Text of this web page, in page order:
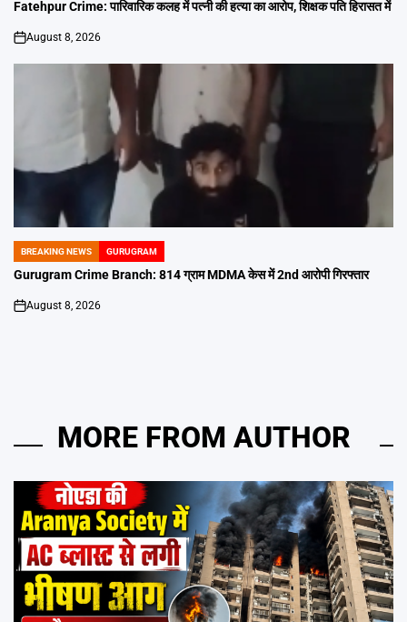
IN
Fatehpur Crime: पारिवारिक कलह में पत्नी की हत्या का आरोप, शिक्षक पति हिरासत में
on
August 8, 2026
POSTED
IN
BREAKING NEWS GURUGRAM
Gurugram Crime Branch: 814 ग्राम MDMA केस में 2nd आरोपी गिरफ्तार
on
August 8, 2026
MORE FROM AUTHOR